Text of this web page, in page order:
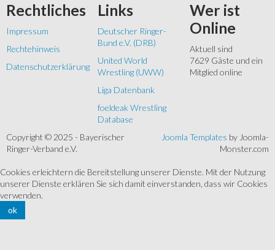
Rechtliches
Impressum
Rechtehinweis
Datenschutzerklärung
Links
Deutscher Ringer-
Bund e.V. (DRB)
United World
Wrestling (UWW)
Liga Datenbank
foeldeak Wrestling
Database
Wer ist
Online
Aktuell sind
7629 Gäste und ein
Mitglied online
Copyright © 2025 - Bayerischer
Ringer-Verband e.V.
Joomla Templates by Joomla-
Monster.com
Cookies erleichtern die Bereitstellung unserer Dienste. Mit der Nutzung
unserer Dienste erklären Sie sich damit einverstanden, dass wir Cookies
verwenden.
ok